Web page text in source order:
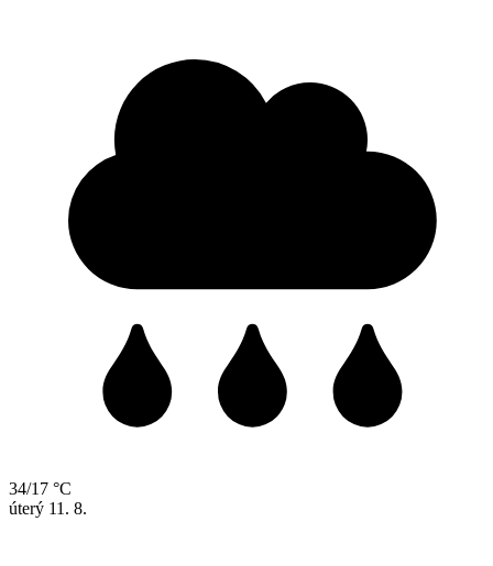
34/17 °C
úterý 11. 8.